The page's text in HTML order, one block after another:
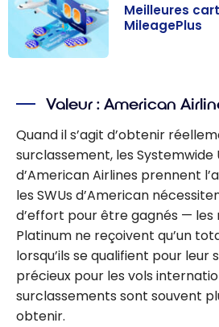
crédit United
MileagePlus
Meilleures
MileagePlus
Valeur : American
Quand il s’agit d’obtenir
surclassement, les Systemwide
d’American Airlines prennent
les SWUs d’American
d’effort pour être gagnés — les
Platinum ne reçoivent qu’un
lorsqu’ils se qualifient pour
précieux pour les vols
surclassements sont souvent
obtenir.